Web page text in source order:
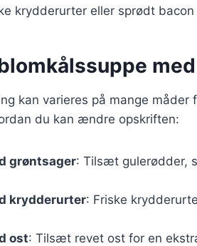
krydderurter eller sprødt
kan varieres på mange
du kan ændre opskriften:
grøntsager: Tilsæt gulerødder,
krydderurter: Friske
ost: Tilsæt revet ost for en